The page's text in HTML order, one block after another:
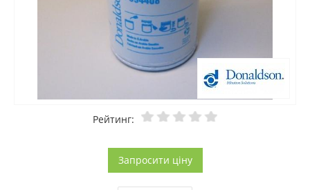
Рейтинг:
Запросити ціну